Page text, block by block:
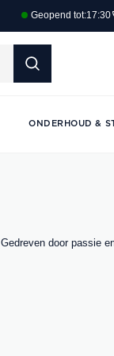
Geopend tot:17:30
ONDERHOUD &
Gedreven door passie